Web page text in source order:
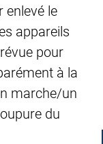
enlevé le
appareils
pour
à la
marche/un
du